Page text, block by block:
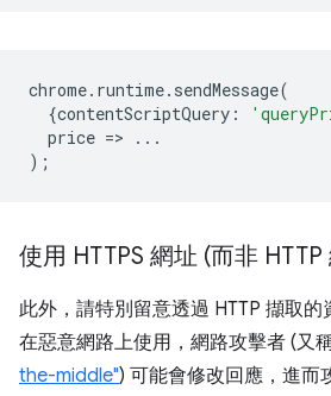
chrome. runtime. sendMessage(
{contentScriptQuery :
price =>
...
);
使用 HTTPS 網址 (而非 HTTP
此外，請特別留意透過 HTTP 擷取
在惡意網路上使用，網路攻擊者 (又
the-middle") 可能會修改回應，進而